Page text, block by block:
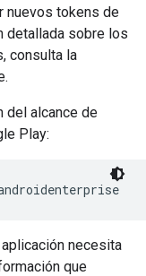
nuevos tokens de
detallada sobre los
consulta la
del alcance de
Play:
necesita
que